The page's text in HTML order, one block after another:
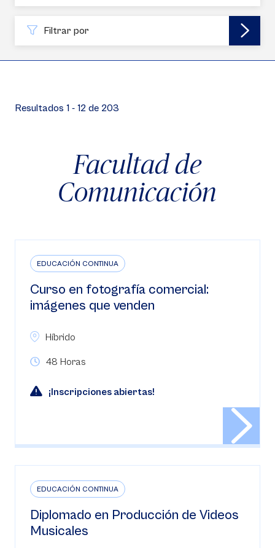
Filtrar por
Resultados 1 - 12 de 203
Facultad de
Comunicación
EDUCACIÓN CONTINUA
Curso en fotografía comercial:
imágenes que venden
Híbrido
48 Horas
¡Inscripciones abiertas!
EDUCACIÓN CONTINUA
Diplomado en Producción de Videos
Musicales